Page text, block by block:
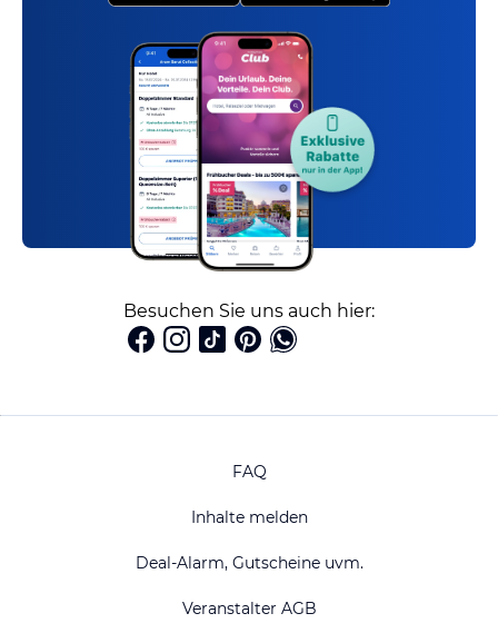
Besuchen Sie uns auch hier:
FAQ
Inhalte melden
Deal-Alarm, Gutscheine uvm.
Veranstalter AGB